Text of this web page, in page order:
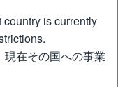
is currently
在その国への事業